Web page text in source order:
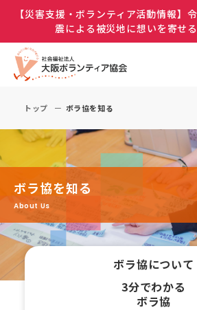
【災害支援・ボランティア活動情報】
震による被災地に想いを寄せ
トップ ボラ協を知る
ボラ協を知る
About Us
ボラ協について
3分でわかる
ボラ協